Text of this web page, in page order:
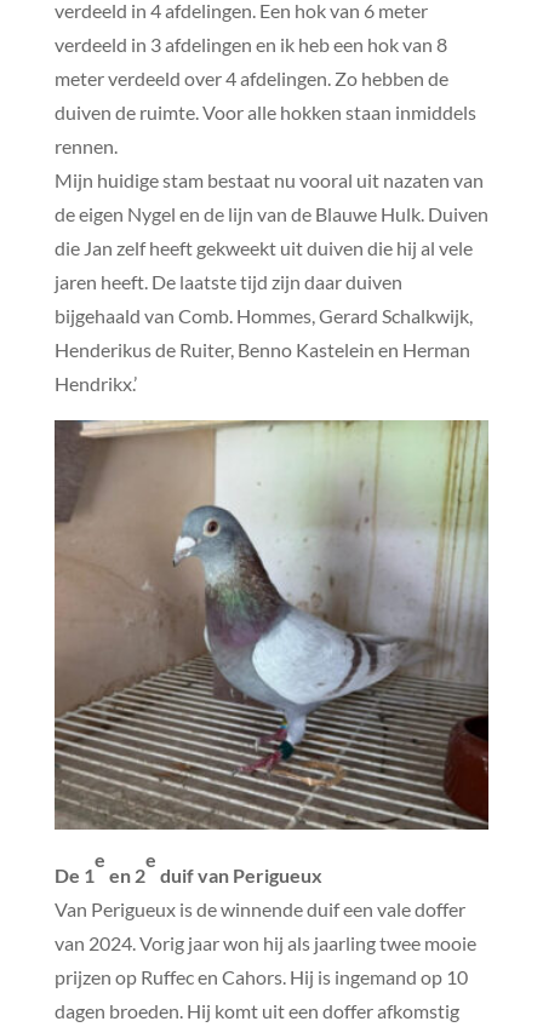
verdeeld in 4 afdelingen. Een hok van 6 meter
verdeeld in 3 afdelingen en ik heb een hok van 8
meter verdeeld over 4 afdelingen. Zo hebben de
duiven de ruimte. Voor alle hokken staan inmiddels
rennen.
Mijn huidige stam bestaat nu vooral uit nazaten van
de eigen Nygel en de lijn van de Blauwe Hulk. Duiven
die Jan zelf heeft gekweekt uit duiven die hij al vele
jaren heeft. De laatste tijd zijn daar duiven
bijgehaald van Comb. Hommes, Gerard Schalkwijk,
Henderikus de Ruiter, Benno Kastelein en Herman
Hendrikx.’
De 1
e
en 2
e
duif van Perigueux
Van Perigueux is de winnende duif een vale doffer
van 2024. Vorig jaar won hij als jaarling twee mooie
prijzen op Ruffec en Cahors. Hij is ingemand op 10
dagen broeden. Hij komt uit een doffer afkomstig